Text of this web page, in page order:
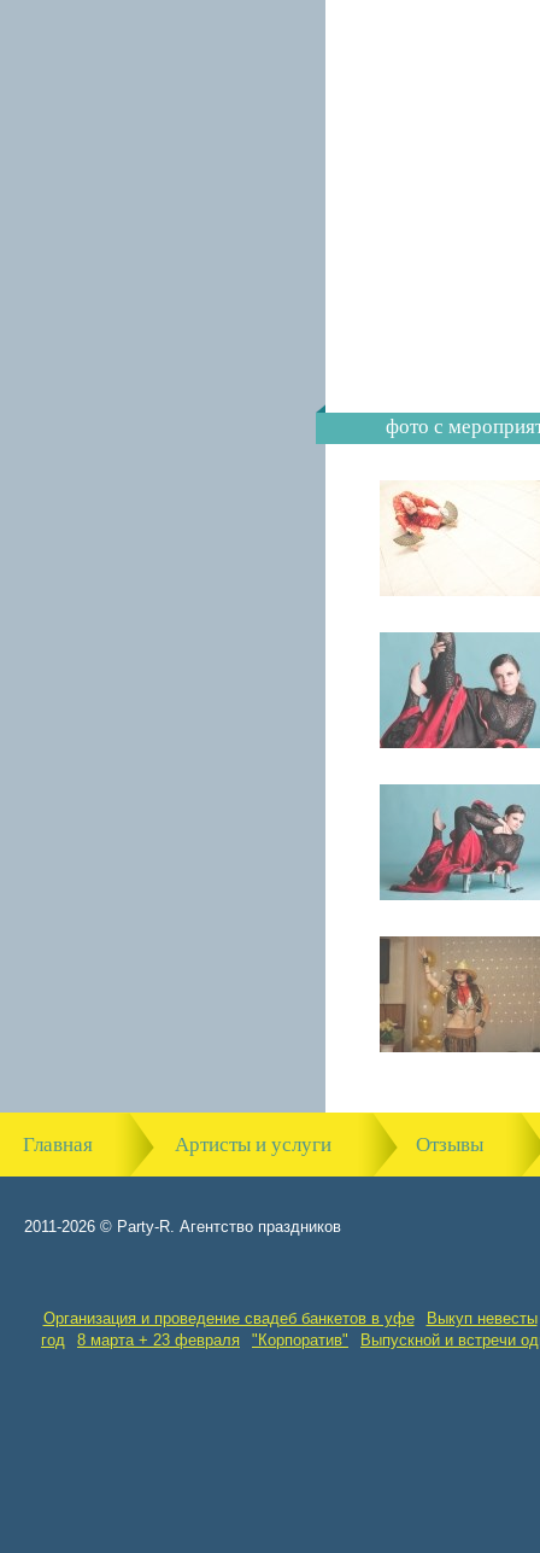
фото с
Главная Артисты и услуги Отзывы
2011-2026 © Party-R. Агентство праздников
Организация и проведение свадеб банкетов в уфе
Выкуп невесты
год
8 марта + 23 февраля "Корпоратив" Выпускной и встречи